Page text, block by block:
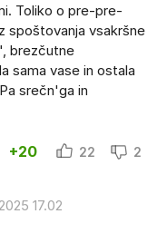
Toliko o pre-pre-
spoštovanja vsakršne
brezčutne
sama vase in ostala
srečn'ga in
+20 22 2
17.02